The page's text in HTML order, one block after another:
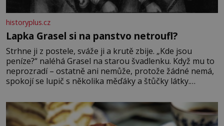
historyplus.cz
Lapka Grasel si na panstvo netroufl?
Strhne ji z postele, sváže ji a krutě zbije. „Kde jsou
peníze?“ naléhá Grasel na starou švadlenku. Když mu to
neprozradí – ostatně ani nemůže, protože žádné nemá,
spokojí se lupič s několika měďáky a štůčky látky.
krutý. Jeho činy budí hrůzu ještě dlouho po jeho smrti